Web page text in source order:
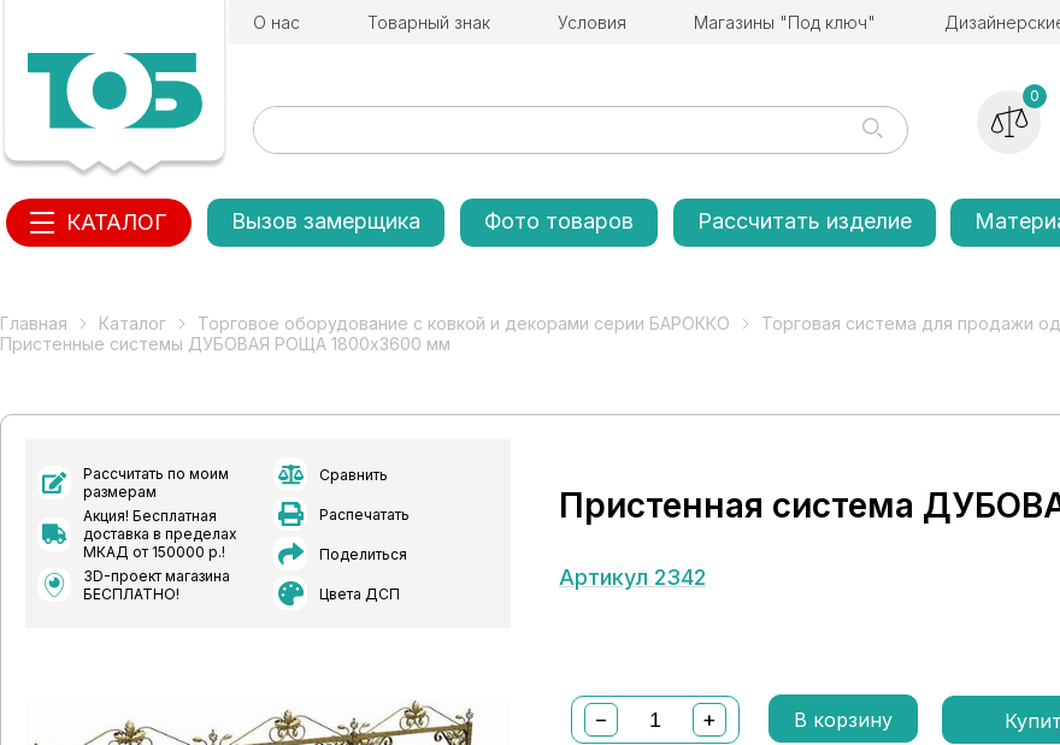
О нас Товарный знак Условия Магазины "Под ключ"
0
КАТАЛОГ Вызов замерщика Фото товаров Рассчитать изделие
Главная Каталог Торговое оборудование с ковкой и декорами серии БАРОККО
Торговая система для продажи
Пристенные системы ДУБОВАЯ РОЩА 1800х3600 мм
Рассчитать по моим
размерам
Акция! Бесплатная
доставка в пределах
МКАД от 150000 р.!
3D-проект магазина
БЕСПЛАТНО!
Сравнить
Распечатать
Поделиться
Цвета ДСП
Пристенная система
Артикул 2342
− + В корзину